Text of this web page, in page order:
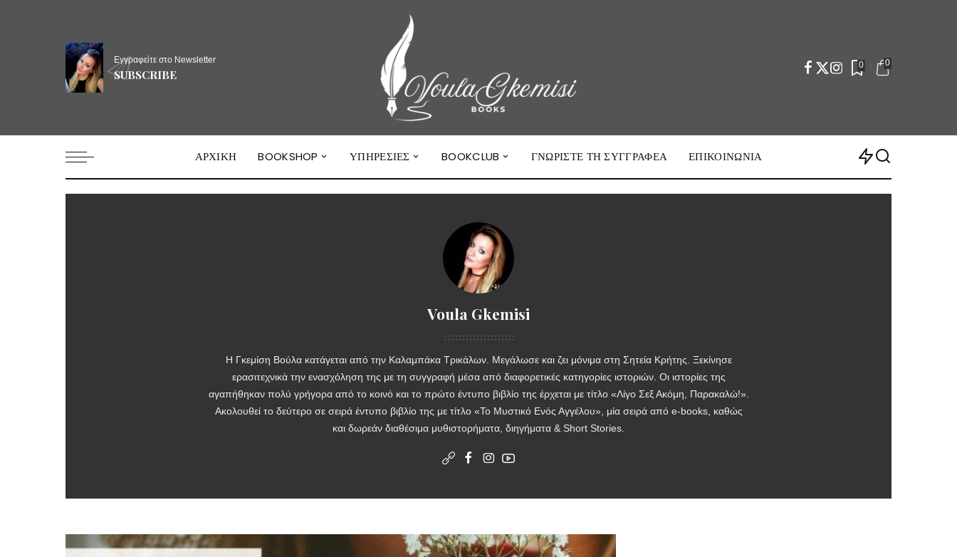
Εγγραφείτε στο Newsletter
SUBSCRIBE
0 0
ΑΡΧΙΚΗ BOOKSHOP ΥΠΗΡΕΣΊΕΣ BOOKCLUB ΓΝΩΡΙΣΤΕ ΤΗ ΣΥΓΓΡΑΦΕΑ ΕΠΙΚΟΙΝΩΝΙΑ
Voula Gkemisi
Η Γκεμίση Βούλα κατάγεται από την Καλαμπάκα Τρικάλων. Μεγάλωσε και ζει μόνιμα στη Σητεία Κρήτης. Ξεκίνησε
ερασιτεχνικά την ενασχόληση της με τη συγγραφή μέσα από διαφορετικές κατηγορίες ιστοριών. Οι ιστορίες της
αγαπήθηκαν πολύ γρήγορα από το κοινό και το πρώτο έντυπο βιβλίο της έρχεται με τίτλο «Λίγο Σεξ Ακόμη, Παρακαλώ!».
Ακολουθεί το δεύτερο σε σειρά έντυπο βιβλίο της με τίτλο «Το Μυστικό Ενός Αγγέλου», μία σειρά από e-books, καθώς
και δωρεάν διαθέσιμα μυθιστορήματα, διηγήματα & Short Stories.